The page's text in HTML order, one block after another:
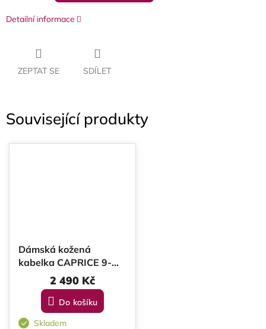
Detailní informace
ZEPTAT SE SDÍLET
Související produkty
Dámská kožená
kabelka CAPRICE 9-
61019-42-010 BLACK
REPTILE
2 490 Kč
Do košíku
Skladem